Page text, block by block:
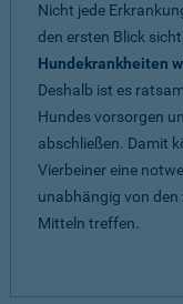
Nicht jede
den ersten Blick
Hundekrankheiten
Deshalb ist es
Hundes vorsorgen
abschließen. Damit
Vierbeiner eine
unabhängig von
Mitteln treffen.